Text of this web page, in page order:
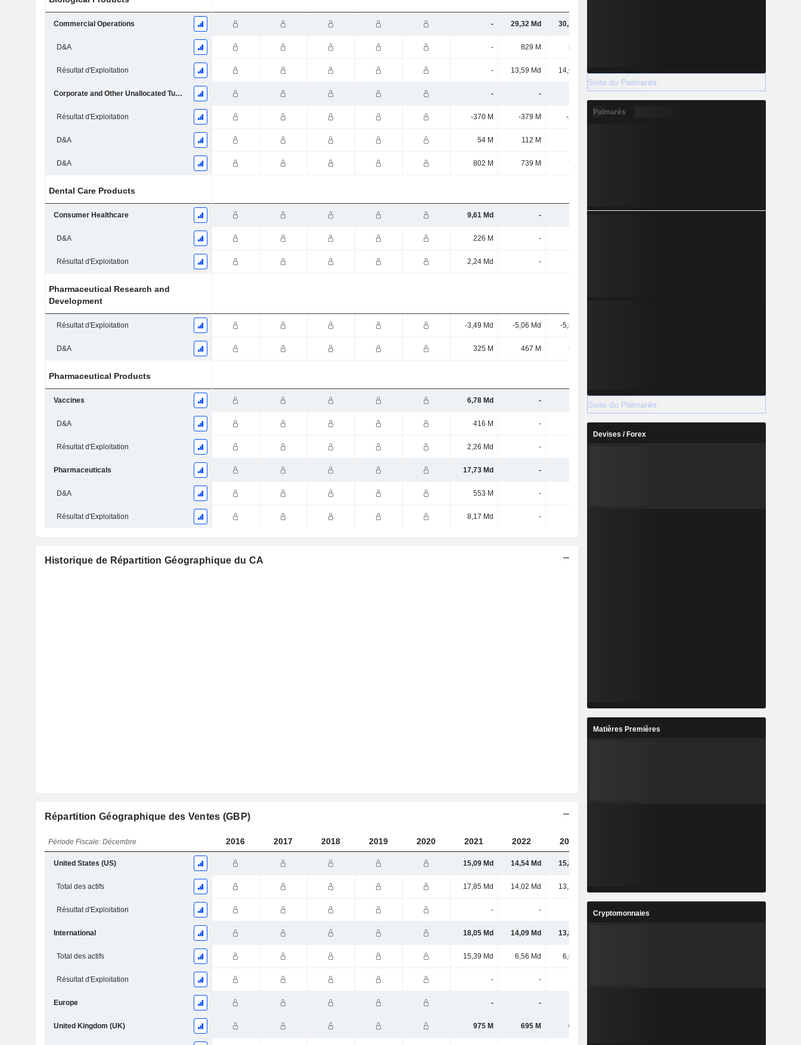
Commercial Operations - 29,32 Md 30,33 Md
D&A - 829 M 893 M
Résultat d'Exploitation - 13,59 Md 14,66 Md
Corporate and Other Unallocated Turnover - - - - -
Résultat d'Exploitation -370 M -379 M -263 M -342 M
D&A 54 M 112 M
D&A 802 M 739 M 719 M
Dental Care Products
Consumer Healthcare 9,61 Md -
D&A 226 M -
Résultat d'Exploitation 2,24 Md -
Pharmaceutical Research and
Development
Résultat d'Exploitation -3,49 Md -5,06 Md -5,61 Md
D&A 325 M 467 M 572 M
Pharmaceutical Products
Vaccines 6,78 Md - -
D&A 416 M - - - -
Résultat d'Exploitation 2,26 Md -
Pharmaceuticals 17,73 Md -
D&A 553 M -
Résultat d'Exploitation 8,17 Md -
Historique de Répartition Géographique du CA
Répartition Géographique des Ventes (GBP)
Période Fiscale: Décembre 2016 2017 2018 2019 2020 2021 2022 2023
United States (US) 15,09 Md 14,54 Md 15,82 Md
Total des actifs 17,85 Md 14,02 Md 13,28 Md
Résultat d'Exploitation - - -
International 18,05 Md 14,09 Md 13,82 Md
Total des actifs 15,39 Md 6,56 Md 6,61 Md
Résultat d'Exploitation - -
Europe - -
United Kingdom (UK) 975 M 695 M 693 M
Suite du Palmarès
Palmarès
Suite du Palmarès
Devises / Forex
Matières Premières
Cryptomonnaies